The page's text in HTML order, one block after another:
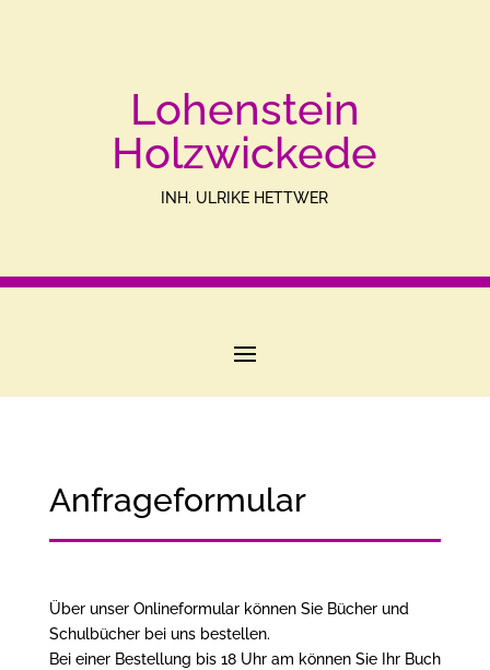
Lohenstein
Holzwickede
INH. ULRIKE HETTWER
Anfrageformular
Über unser Onlineformular können Sie Bücher und
Schulbücher bei uns bestellen.
Bei einer Bestellung bis 18 Uhr am können Sie Ihr Buch